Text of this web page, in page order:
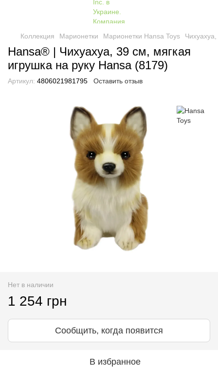
Коллекция Марионетки Марионетки Hansa Toys
Hansa® | Чихуахуа, 39 см, мягкая
игрушка на руку Hansa (8179)
Артикул: 4806021981795 Оставить отзыв
Нет в наличии
1 254 грн
Сообщить, когда появится
В избранное